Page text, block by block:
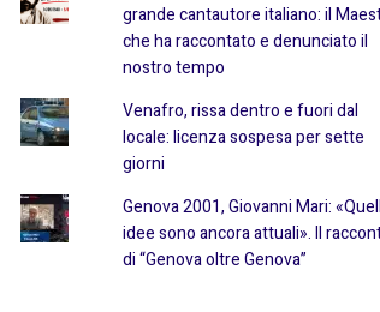
grande cantautore italiano: il
che ha raccontato e denunciato il
nostro tempo
Venafro, rissa dentro e fuori dal
locale: licenza sospesa per sette
giorni
Genova 2001, Giovanni Mari:
idee sono ancora attuali». Il
di “Genova oltre Genova”